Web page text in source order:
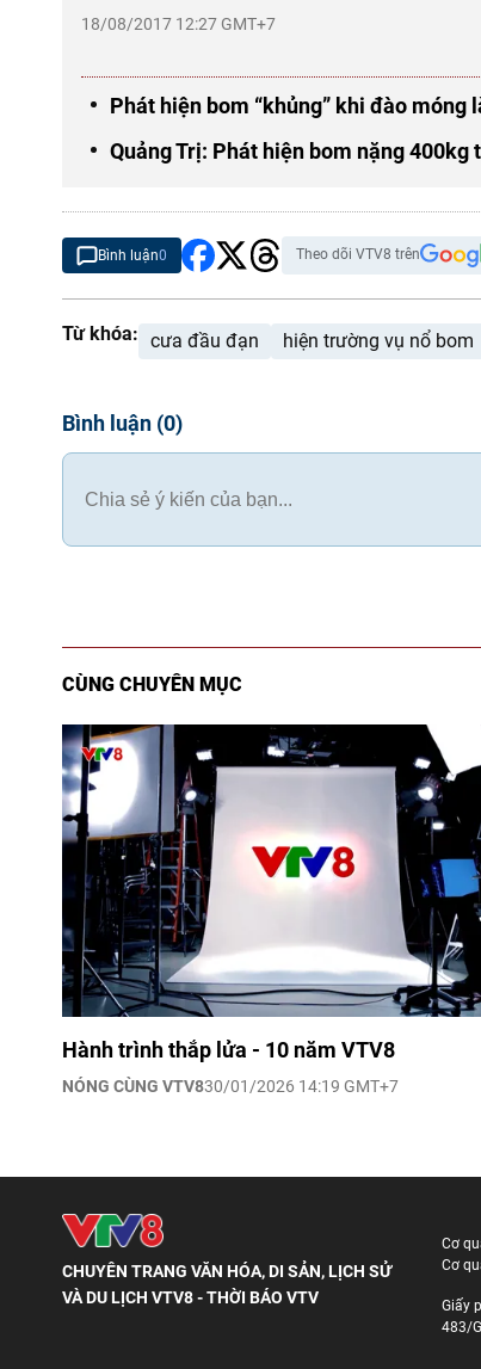
18/08/2017 12:27 GMT+7
Phát hiện bom “khủng” khi đào móng
Quảng Trị: Phát hiện bom nặng 400kg
Bình luận0 Theo dõi VTV8 trên
Từ khóa: cưa đầu đạn hiện trường vụ nổ bom
Bình luận (0)
CÙNG CHUYÊN MỤC
Hành trình thắp lửa - 10 năm VTV8
NÓNG CÙNG VTV830/01/2026 14:19 GMT+7
CHUYÊN TRANG VĂN HÓA, DI SẢN, LỊCH SỬ
VÀ DU LỊCH VTV8 - THỜI BÁO VTV
Cơ
Cơ
Giấy
483/